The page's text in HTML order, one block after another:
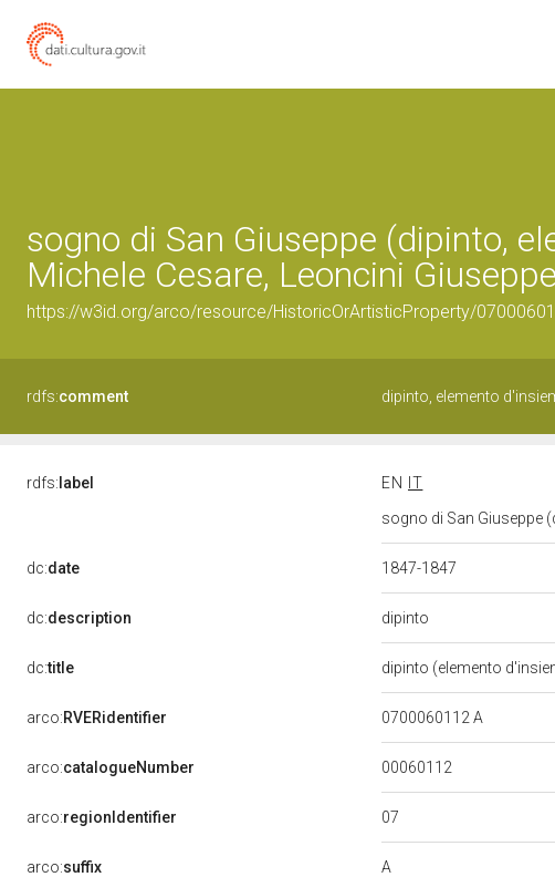
sogno di San Giuseppe (dipinto,
Michele Cesare, Leoncini
https://w3id.org/arco/resource/HistoricOrArtisticProperty/
rdfs:comment dipinto, elemento
rdfs: label EN
IT
sogno di San Giuseppe
dc:date 1847-1847
dc:description dipinto
dc:title dipinto (elemento
arco:RVERidentifier 0700060112 A
arco:catalogueNumber 00060112
arco:regionIdentifier 07
arco:suffix A